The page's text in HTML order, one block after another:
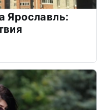
Ярославль: